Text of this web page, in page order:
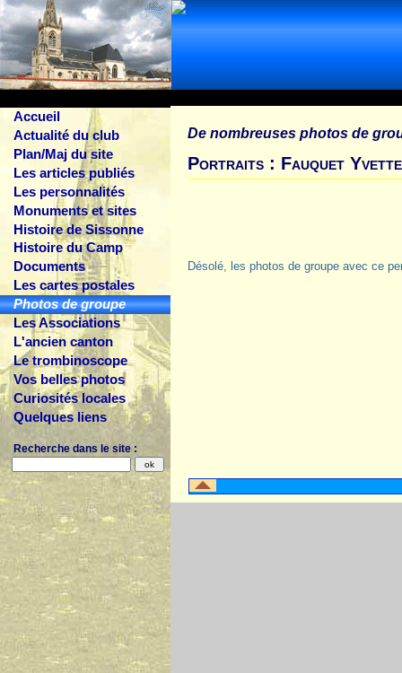
Accueil
Actualité du club
Plan/Maj du site
Les articles publiés
Les personnalités
Monuments et sites
Histoire de Sissonne
Histoire du Camp
Documents
Les cartes postales
Photos de groupe
Les Associations
L'ancien canton
Le trombinoscope
Vos belles photos
Curiosités locales
Quelques liens
Recherche dans le site :
De nombreuses photos de
Portraits : Fauquet Yvette
Désolé, les photos de groupe avec ce